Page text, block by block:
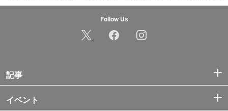
Follow Us
記事
イベント